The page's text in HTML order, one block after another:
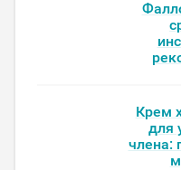
Крем
для
члена: